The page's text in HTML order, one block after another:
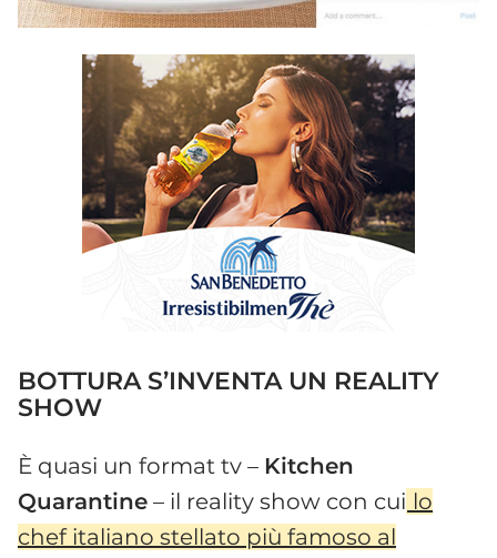
BOTTURA S’INVENTA UN REALITY
SHOW
È quasi un format tv – Kitchen
Quarantine – il reality show con cui lo
chef italiano stellato più famoso al